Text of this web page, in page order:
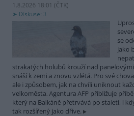
1.8.2026 18:01 (ČTK)
Diskuse: 3
se
jako
strakatých holubů krouží nad
snáší k zemi a znovu vzlétá. Pro své
ale i způsobem, jak na chvíli uniknout
velkoměsta. Agentura AFP přibližuje
který na Balkáně přetrvává po staletí, i
tak rozšířený jako dříve.